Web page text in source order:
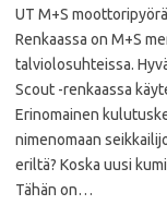
UT M+S
Renkaassa on M+S
talviolosuhteissa.
Scout -renkaassa
Erinomainen
nimenomaan
eriltä? Koska uusi
Tähän on…